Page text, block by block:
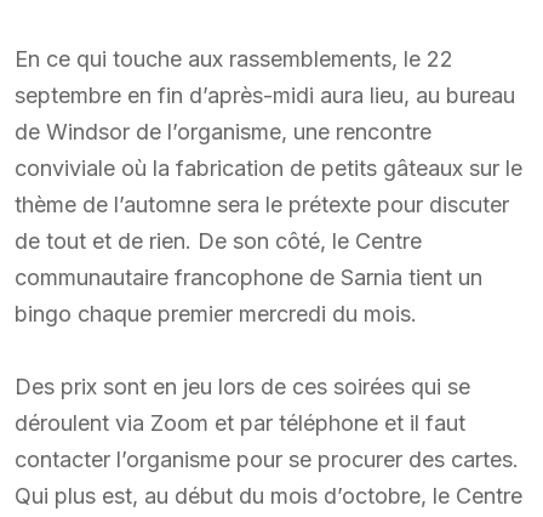
En ce qui touche aux rassemblements, le 22
septembre en fin d’après-midi aura lieu, au bureau
de Windsor de l’organisme, une rencontre
conviviale où la fabrication de petits gâteaux sur le
thème de l’automne sera le prétexte pour discuter
de tout et de rien. De son côté, le Centre
communautaire francophone de Sarnia tient un
bingo chaque premier mercredi du mois.
Des prix sont en jeu lors de ces soirées qui se
déroulent via Zoom et par téléphone et il faut
contacter l’organisme pour se procurer des cartes.
Qui plus est, au début du mois d’octobre, le Centre